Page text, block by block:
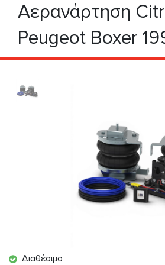
Αερανάρτηση
Peugeot Boxer
Διαθέσιμο